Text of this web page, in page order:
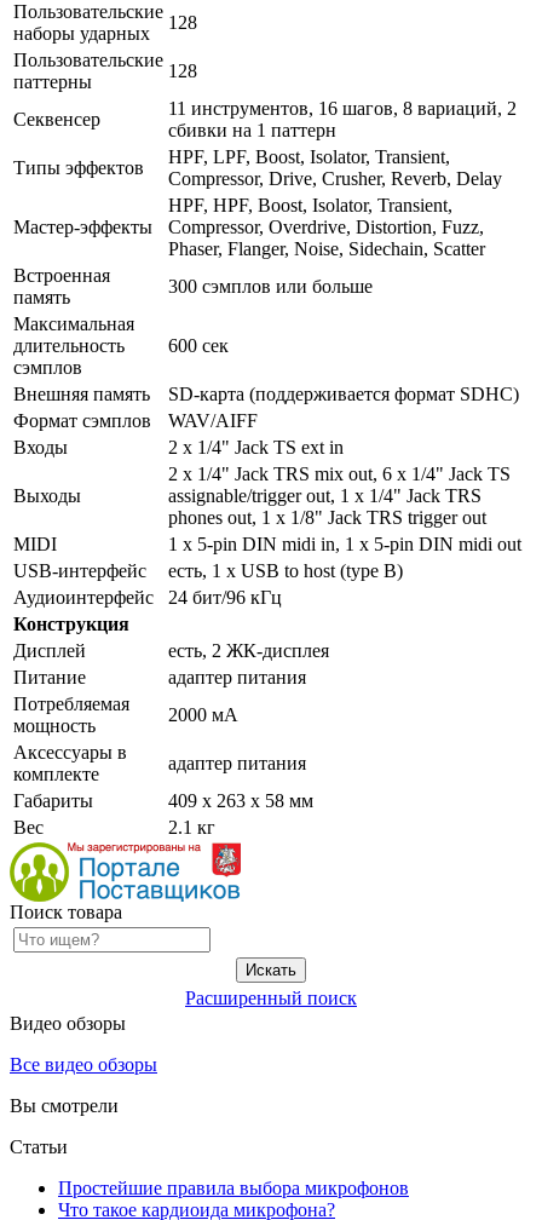
Пользовательские
наборы ударных
128
Пользовательские
паттерны
128
Секвенсер
11 инструментов, 16 шагов, 8 вариаций, 2
сбивки на 1 паттерн
Типы эффектов
HPF, LPF, Boost, Isolator, Transient,
Compressor, Drive, Crusher, Reverb, Delay
Мастер-эффекты
HPF, HPF, Boost, Isolator, Transient,
Compressor, Overdrive, Distortion, Fuzz,
Phaser, Flanger, Noise, Sidechain, Scatter
Встроенная
память
300 сэмплов или больше
Максимальная
длительность
сэмплов
600 сек
Внешняя память
SD-карта (поддерживается формат SDHC)
Формат сэмплов
WAV/AIFF
Входы
2 x 1/4" Jack TS ext in
Выходы
2 x 1/4" Jack TRS mix out, 6 x 1/4" Jack TS
assignable/trigger out, 1 x 1/4" Jack TRS
phones out, 1 x 1/8" Jack TRS trigger out
MIDI
1 x 5-pin DIN midi in, 1 x 5-pin DIN midi out
USB-интерфейс
есть, 1 x USB to host (type B)
Аудиоинтерфейс
24 бит/96 кГц
Конструкция
Дисплей
есть, 2 ЖК-дисплея
Питание
адаптер питания
Потребляемая
мощность
2000 мА
Аксессуары в
комплекте
адаптер питания
Габариты
409 х 263 х 58 мм
Вес
2.1 кг
Поиск товара
Расширенный поиск
Видео обзоры
Все видео обзоры
Вы смотрели
Статьи
Простейшие правила выбора микрофонов
Что такое кардиоида микрофона?